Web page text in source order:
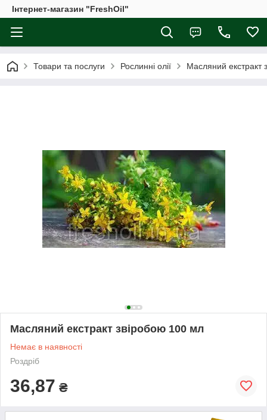
Інтернет-магазин "FreshOil"
Товари та послуги Рослинні олії Масляний екстракт
Масляний екстракт звіробою 100 мл
Немає в наявності
Роздріб
36,87 ₴